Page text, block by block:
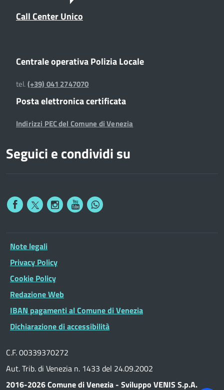
Call Center Unico
Centrale operativa Polizia Locale
tel.(+39) 041 2747070
Posta elettronica certificata
Indirizzi PEC del Comune di Venezia
Seguici e condividi su
Note legali
Privacy Policy
Cookie Policy
Redazione Web
IBAN pagamenti al Comune di Venezia
Dichiarazione di accessibilità
C.F. 00339370272
Aut. Trib. di Venezia n. 1433 del 24.09.2002
2016-2026 Comune di Venezia - Sviluppo VENIS S.p.A.